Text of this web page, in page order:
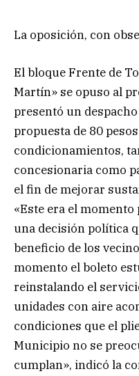
La oposición, con
El bloque Frente de
Martín» se opuso al
presentó un
propuesta de 80
condicionamientos,
concesionaria como
el fin de mejorar
«Este era el
una decisión política
beneficio de los
momento el boleto
reinstalando el
unidades con aire
condiciones que el
Municipio no se
cumplan», indicó la